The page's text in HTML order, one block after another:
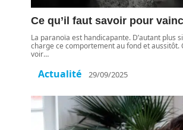
Ce qu’il faut savoir pour
La paranoïa est handicapante. D’autant plus
charge ce comportement au fond et aussitôt.
voir…
Actualité 29/09/2025